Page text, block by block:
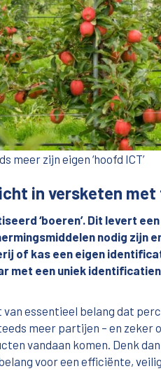
zijn eigen ‘hoofd ICT’
in versketen met
‘boeren’. Dit levert
nodig zijn
of kas een eigen
met een uniek
essentieel belang dat
meer partijen – en zeker
vandaan komen. Denk
voor een efficiënte,